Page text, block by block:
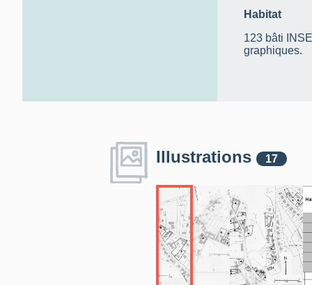
Habitat
123 bâti
graphiques.
Illustrations 17